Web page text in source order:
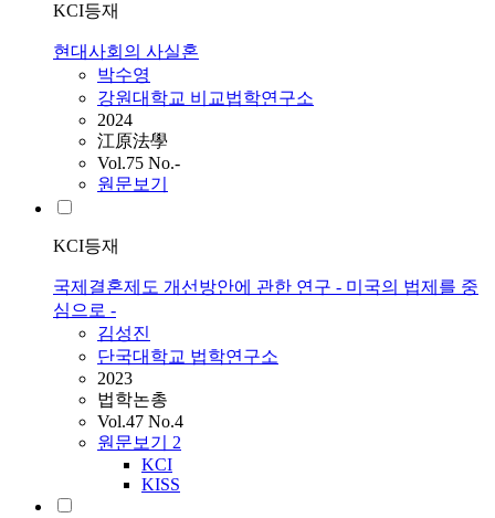
KCI등재
현대사회의 사실혼
박수영
강원대학교 비교법학연구소
2024
江原法學
Vol.75 No.-
원문보기
KCI등재
국제결혼제도 개선방안에 관한 연구 - 미국의 법제를 중
심으로 -
김성진
단국대학교 법학연구소
2023
법학논총
Vol.47 No.4
원문보기 2
KCI
KISS